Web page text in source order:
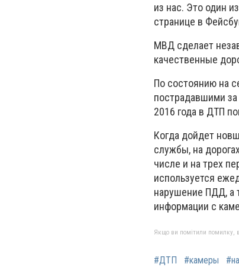
из нас. Это один
странице в
МВД сделает
качественные
По состоянию на
пострадавшими
2016 года в ДТП
Когда дойдет
службы, на
числе и на трех
используется
нарушение ПДД, а
информации с
Якщо ви помітили помилку,
#ДТП #камеры